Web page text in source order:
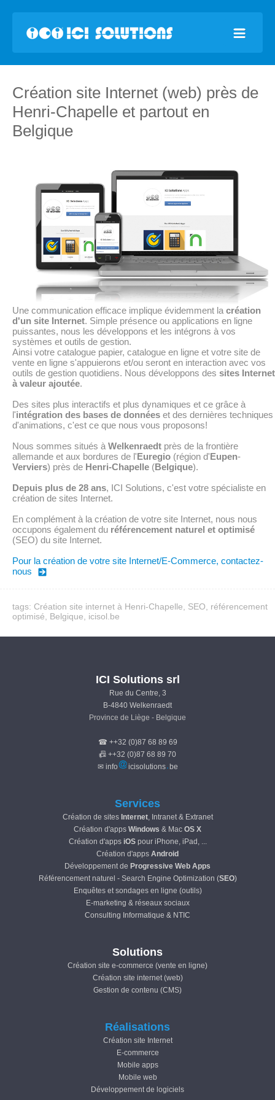
Création site Internet (web) près de
Henri-Chapelle et partout en
Belgique
Une communication efficace implique évidemment la création
d'un site Internet. Simple présence ou applications en ligne
puissantes, nous les développons et les intégrons à vos
systèmes et outils de gestion.
Ainsi votre catalogue papier, catalogue en ligne et votre site de
vente en ligne s'appuierons et/ou seront en interaction avec vos
outils de gestion quotidiens. Nous développons des sites Internet
à valeur ajoutée.
Des sites plus interactifs et plus dynamiques et ce grâce à
l'intégration des bases de données et des dernières techniques
d'animations, c'est ce que nous vous proposons!
Nous sommes situés à Welkenraedt près de la frontière
allemande et aux bordures de l'Euregio (région d'Eupen-
Verviers) près de Henri-Chapelle (Belgique).
Depuis plus de 28 ans, ICI Solutions, c'est votre spécialiste en
création de sites Internet.
En complément à la création de votre site Internet, nous nous
occupons également du référencement naturel et optimisé
(SEO) du site Internet.
Pour la création de votre site Internet/E-Commerce, contactez-
nous
tags: Création site internet à Henri-Chapelle, SEO, référencement
optimisé, Belgique, icisol.be
ICI Solutions srl
Rue du Centre, 3
B-4840 Welkenraedt
Province de Liège - Belgique
☎ ++32 (0)87 68 89 69
📠 ++32 (0)87 68 89 70
✉ info
icisolutions be
Services
Création de sites Internet, Intranet & Extranet
Création d'apps Windows & Mac OS X
Création d'apps iOSpour iPhone, iPad, ...
Création d'apps Android
Développement de Progressive Web Apps
Référencement naturel - Search Engine Optimization (SEO)
Enquêtes et sondages en ligne (outils)
E-marketing & réseaux sociaux
Consulting Informatique & NTIC
Solutions
Création site e-commerce (vente en ligne)
Création site internet (web)
Gestion de contenu (CMS)
Réalisations
Création site Internet
E-commerce
Mobile apps
Mobile web
Développement de logiciels